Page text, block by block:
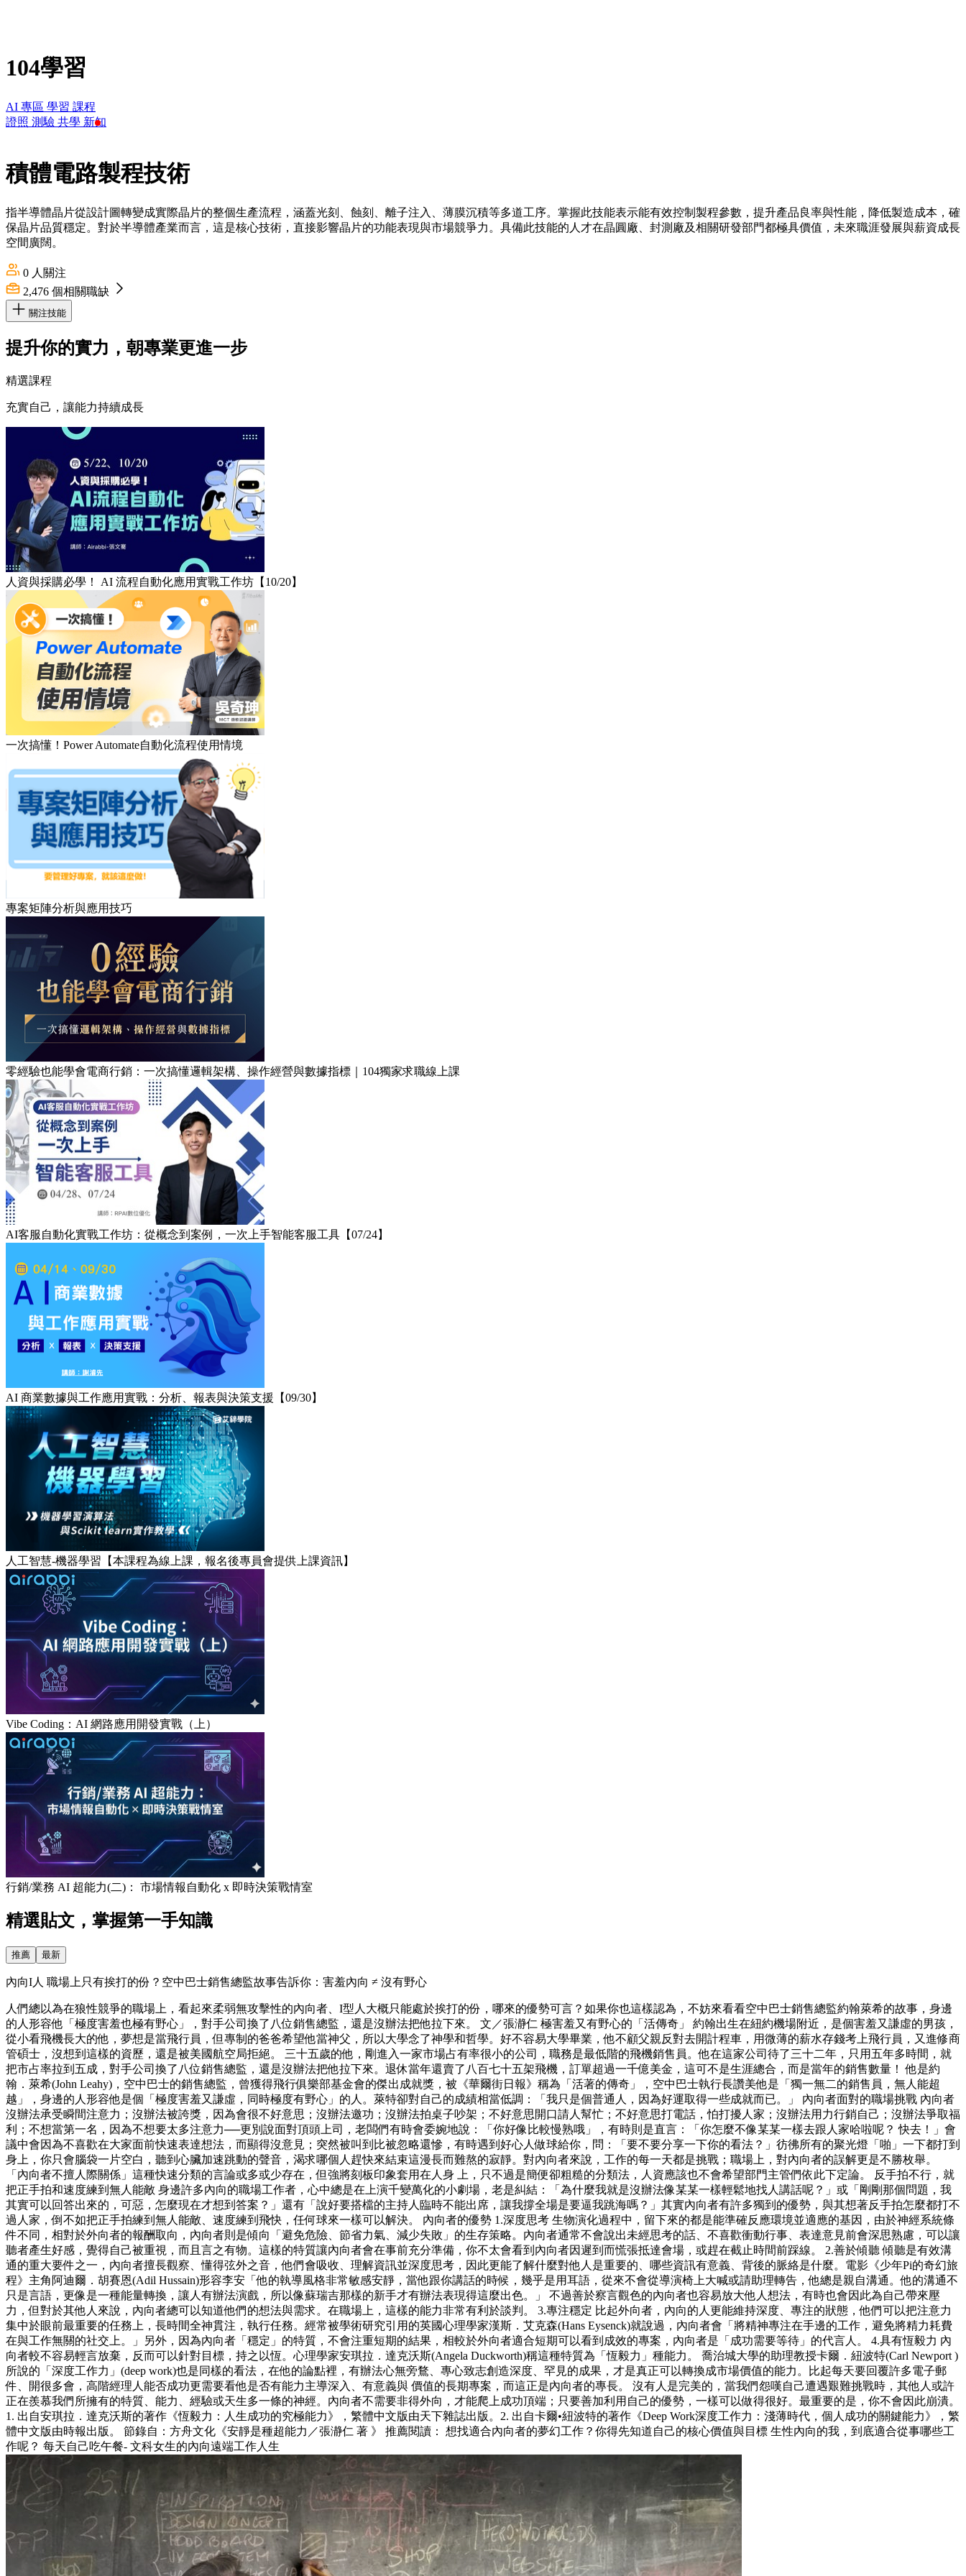
104學習
AI 專區 學習 課程
證照 測驗 共學 新知
積體電路製程技術
指半導體晶片從設計圖轉變成實際晶片的整個生產流程，涵蓋光刻、蝕刻、離子注入、薄膜沉積等多道工序。掌握此技能表示能有效控制製程參數，提升產品良率與性能，降低製造成本，確
保晶片品質穩定。對於半導體產業而言，這是核心技術，直接影響晶片的功能表現與市場競爭力。具備此技能的人才在晶圓廠、封測廠及相關研發部門都極具價值，未來職涯發展與薪資成長
空間廣闊。
0 人關注
2,476 個相關職缺
關注技能
提升你的實力，朝專業更進一步
精選課程
充實自己，讓能力持續成長
人資與採購必學！ AI 流程自動化應用實戰工作坊【10/20】
一次搞懂！Power Automate自動化流程使用情境
專案矩陣分析與應用技巧
零經驗也能學會電商行銷：一次搞懂邏輯架構、操作經營與數據指標｜104獨家求職線上課
AI客服自動化實戰工作坊：從概念到案例，一次上手智能客服工具【07/24】
AI 商業數據與工作應用實戰：分析、報表與決策支援【09/30】
人工智慧-機器學習【本課程為線上課，報名後專員會提供上課資訊】
Vibe Coding：AI 網路應用開發實戰（上）
行銷/業務 AI 超能力(二)： 市場情報自動化 x 即時決策戰情室
精選貼文，掌握第一手知識
推薦 最新
內向I人 職場上只有挨打的份？空中巴士銷售總監故事告訴你：害羞內向 ≠ 沒有野心
人們總以為在狼性競爭的職場上，看起來柔弱無攻擊性的內向者、I型人大概只能處於挨打的份，哪來的優勢可言？如果你也這樣認為，不妨來看看空中巴士銷售總監約翰萊希的故事，身邊
的人形容他「極度害羞也極有野心」，對手公司換了八位銷售總監，還是沒辦法把他拉下來。 文／張瀞仁 極害羞又有野心的「活傳奇」 約翰出生在紐約機場附近，是個害羞又謙虛的男孩，
從小看飛機長大的他，夢想是當飛行員，但專制的爸爸希望他當神父，所以大學念了神學和哲學。好不容易大學畢業，他不顧父親反對去開計程車，用微薄的薪水存錢考上飛行員，又進修商
管碩士，沒想到這樣的資歷，還是被美國航空局拒絕。 三十五歲的他，剛進入一家市場占有率很小的公司，職務是最低階的飛機銷售員。他在這家公司待了三十二年，只用五年多時間，就
把市占率拉到五成，對手公司換了八位銷售總監，還是沒辦法把他拉下來。退休當年還賣了八百七十五架飛機，訂單超過一千億美金，這可不是生涯總合，而是當年的銷售數量！ 他是約
翰．萊希(John Leahy)，空中巴士的銷售總監，曾獲得飛行俱樂部基金會的傑出成就獎，被《華爾街日報》稱為「活著的傳奇」，空中巴士執行長讚美他是「獨一無二的銷售員，無人能超
越」，身邊的人形容他是個「極度害羞又謙虛，同時極度有野心」的人。萊特卻對自己的成績相當低調：「我只是個普通人，因為好運取得一些成就而已。」 內向者面對的職場挑戰 內向者
沒辦法承受瞬間注意力；沒辦法被誇獎，因為會很不好意思；沒辦法邀功；沒辦法拍桌子吵架；不好意思開口請人幫忙；不好意思打電話，怕打擾人家；沒辦法用力行銷自己；沒辦法爭取福
利；不想當第一名，因為不想要太多注意力──更別說面對頂頭上司，老闆們有時會委婉地說：「你好像比較慢熟哦」，有時則是直言：「你怎麼不像某某一樣去跟人家哈啦呢？ 快去！」會
議中會因為不喜歡在大家面前快速表達想法，而顯得沒意見；突然被叫到比被忽略還慘，有時遇到好心人做球給你，問：「要不要分享一下你的看法？」彷彿所有的聚光燈「啪」一下都打到
身上，你只會腦袋一片空白，聽到心臟加速跳動的聲音，渴求哪個人趕快來結束這漫長而難熬的寂靜。對內向者來說，工作的每一天都是挑戰；職場上，對內向者的誤解更是不勝枚舉。
「內向者不擅人際關係」這種快速分類的言論或多或少存在，但強將刻板印象套用在人身 上，只不過是簡便卻粗糙的分類法，人資應該也不會希望部門主管們依此下定論。 反手拍不行，就
把正手拍和速度練到無人能敵 身邊許多內向的職場工作者，心中總是在上演千變萬化的小劇場，老是糾結：「為什麼我就是沒辦法像某某一樣輕鬆地找人講話呢？」或「剛剛那個問題，我
其實可以回答出來的，可惡，怎麼現在才想到答案？」還有「說好要搭檔的主持人臨時不能出席，讓我撐全場是要逼我跳海嗎？」其實內向者有許多獨到的優勢，與其想著反手拍怎麼都打不
過人家，倒不如把正手拍練到無人能敵、速度練到飛快，任何球來一樣可以解決。 內向者的優勢 1.深度思考 生物演化過程中，留下來的都是能準確反應環境並適應的基因，由於神經系統條
件不同，相對於外向者的報酬取向，內向者則是傾向「避免危險、節省力氣、減少失敗」的生存策略。內向者通常不會說出未經思考的話、不喜歡衝動行事、表達意見前會深思熟慮，可以讓
聽者產生好感，覺得自己被重視，而且言之有物。這樣的特質讓內向者會在事前充分準備，你不太會看到內向者因遲到而慌張抵達會場，或趕在截止時間前踩線。 2.善於傾聽 傾聽是有效溝
通的重大要件之一，內向者擅長觀察、懂得弦外之音，他們會吸收、理解資訊並深度思考，因此更能了解什麼對他人是重要的、哪些資訊有意義、背後的脈絡是什麼。電影《少年Pi的奇幻旅
程》主角阿迪爾．胡賽恩(Adil Hussain)形容李安「他的執導風格非常敏感安靜，當他跟你講話的時候，幾乎是用耳語，從來不會從導演椅上大喊或請助理轉告，他總是親自溝通。他的溝通不
只是言語，更像是一種能量轉換，讓人有辦法演戲，所以像蘇瑞吉那樣的新手才有辦法表現得這麼出色。」 不過善於察言觀色的內向者也容易放大他人想法，有時也會因此為自己帶來壓
力，但對於其他人來說，內向者總可以知道他們的想法與需求。在職場上，這樣的能力非常有利於談判。 3.專注穩定 比起外向者，內向的人更能維持深度、專注的狀態，他們可以把注意力
集中於眼前最重要的任務上，長時間全神貫注，執行任務。經常被學術研究引用的英國心理學家漢斯．艾克森(Hans Eysenck)就說過，內向者會「將精神專注在手邊的工作，避免將精力耗費
在與工作無關的社交上。」另外，因為內向者「穩定」的特質，不會注重短期的結果，相較於外向者適合短期可以看到成效的專案，內向者是「成功需要等待」的代言人。 4.具有恆毅力 內
向者較不容易輕言放棄，反而可以針對目標，持之以恆。心理學家安琪拉．達克沃斯(Angela Duckworth)稱這種特質為「恆毅力」種能力。 喬治城大學的助理教授卡爾．紐波特(Carl Newport )
所說的「深度工作力」(deep work)也是同樣的看法，在他的論點裡，有辦法心無旁鶩、專心致志創造深度、罕見的成果，才是真正可以轉換成市場價值的能力。比起每天要回覆許多電子郵
件、開很多會，高階經理人能否成功更需要看他是否有能力主導深入、有意義與 價值的長期專案，而這正是內向者的專長。 沒有人是完美的，當我們怨嘆自己遭遇艱難挑戰時，其他人或許
正在羨慕我們所擁有的特質、能力、經驗或天生多一條的神經。內向者不需要非得外向，才能爬上成功頂端；只要善加利用自己的優勢，一樣可以做得很好。最重要的是，你不會因此崩潰。
1. 出自安琪拉．達克沃斯的著作《恆毅力：人生成功的究極能力》，繁體中文版由天下雜誌出版。2. 出自卡爾•紐波特的著作《Deep Work深度工作力：淺薄時代，個人成功的關鍵能力》，繁
體中文版由時報出版。 節錄自：方舟文化《安靜是種超能力／張瀞仁 著 》 推薦閱讀： 想找適合內向者的夢幻工作？你得先知道自己的核心價值與目標 生性內向的我，到底適合從事哪些工
作呢？ 每天自己吃午餐- 文科女生的內向遠端工作人生